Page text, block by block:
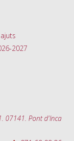
2027
07141. Pont d'Inca